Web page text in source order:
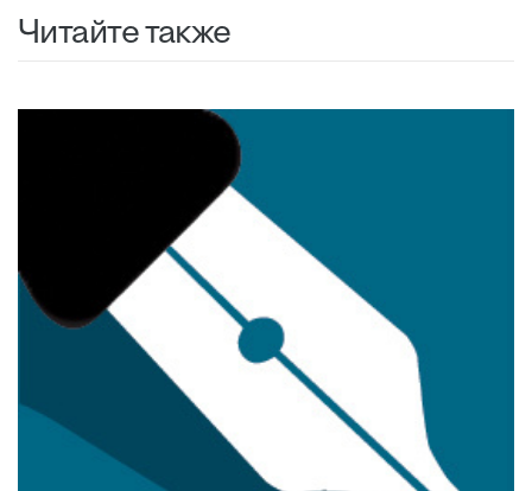
Читайте также